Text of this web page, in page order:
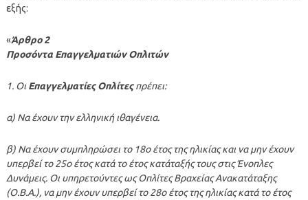
εξής:
«Άρθρο 2
Προσόντα Επαγγελματιών Οπλιτών
1. Οι Επαγγελματίες Οπλίτεςπρέπει:
α) Να έχουν την ελληνική ιθαγένεια.
β) Να έχουν συμπληρώσει το 18ο έτος της ηλικίας και να μην έχουν
υπερβεί το 25ο έτος κατά το έτος κατάταξής τους στις Ένοπλες
Δυνάμεις. Οι υπηρετούντες ως Οπλίτες Βραχείας Ανακατάταξης
(Ο.Β.Α.), να μην έχουν υπερβεί το 28ο έτος της ηλικίας κατά το έτος